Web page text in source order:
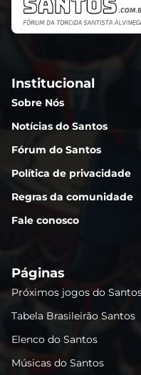
Institucional
Sobre Nós
Notícias do Santos
Fórum do Santos
Política de privacidade
Regras da comunidade
Fale conosco
Páginas
Próximos jogos do
Tabela Brasileirão Santos
Elenco do Santos
Músicas do Santos